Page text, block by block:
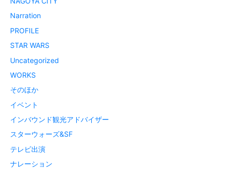
Narration
PROFILE
STAR WARS
Uncategorized
WORKS
そのほか
イベント
インバウンド観光アドバイザー
スターウォーズ&SF
テレビ出演
ナレーション